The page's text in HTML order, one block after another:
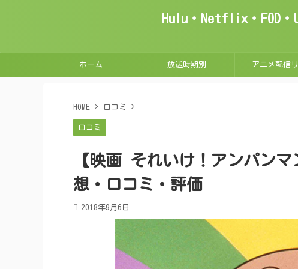
Hulu・Netflix・FOD・
ホーム 放送時期別 アニメ配信
HOME > 口コミ >
口コミ
【映画 それいけ！アンパン
想・口コミ・評価
2018年9月6日